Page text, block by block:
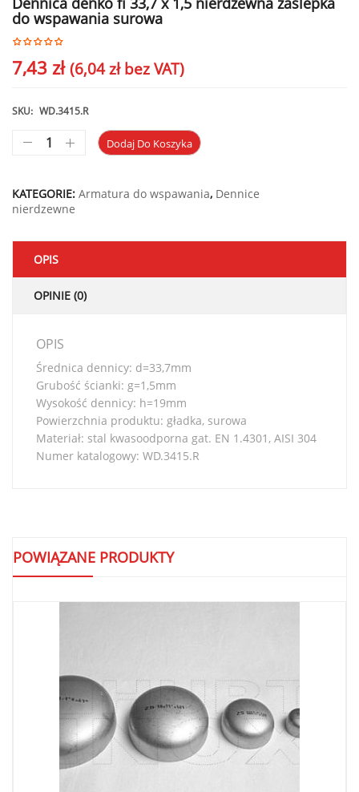
do wspawania surowa
7,43 zł (6,04złbez VAT)
SKU: WD.3415.R
Dodaj Do Koszyka
KATEGORIE: Armatura do wspawania, Dennice
nierdzewne
OPIS
OPINIE (0)
OPIS
Średnica dennicy: d=33,7mm
Grubość ścianki: g=1,5mm
Wysokość dennicy: h=19mm
Powierzchnia produktu: gładka, surowa
Materiał: stal kwasoodporna gat. EN 1.4301, AISI 304
Numer katalogowy: WD.3415.R
POWIĄZANE PRODUKTY